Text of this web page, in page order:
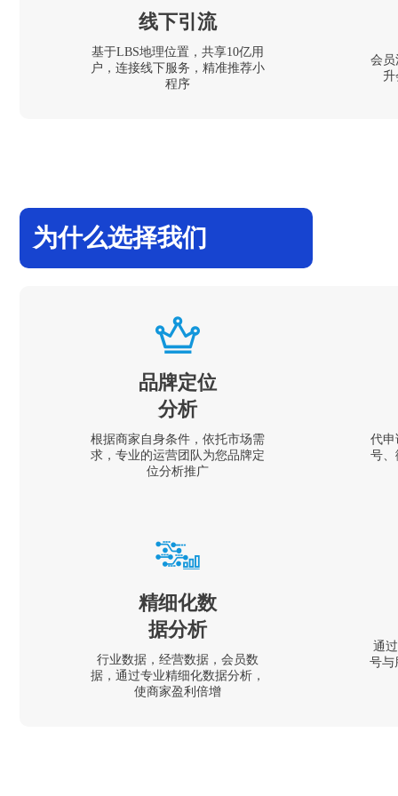
线下引流
基于LBS地理位置，共享10亿用
户，连接线下服务，精准推荐小
程序
会员
升
为什么选择我们
品牌定位
分析
根据商家自身条件，依托市场需
求，专业的运营团队为您品牌定
位分析推广
代申
号、
精细化数
据分析
行业数据，经营数据，会员数
据，通过专业精细化数据分析，
使商家盈利倍增
通
号与